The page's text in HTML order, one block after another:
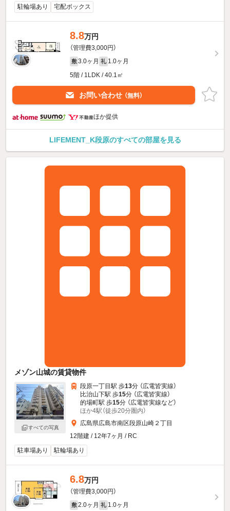
駐輪場あり 宅配ボックス
8.8万円
（管理費3,000円）
敷 3.0ヶ月 礼 1.0ヶ月
5階 / 1LDK / 40.1㎡
お問い合わせ （無料）
ほか提供
LIFEMENT_K段原のすべての部屋を見る
メゾン山城の賃貸物件
すべての写真
段原一丁目駅 歩13分 （広電皆実線）
比治山下駅 歩15分 （広電皆実線）
的場町駅 歩15分 （広電皆実線など）
ほか4駅（徒歩20分圏内）
広島県広島市南区段原山崎２丁目
12階建 / 12年7ヶ月 / RC
駐車場あり
駐輪場あり
6.8万円
（管理費3,000円）
敷 2.0ヶ月 礼 1.0ヶ月